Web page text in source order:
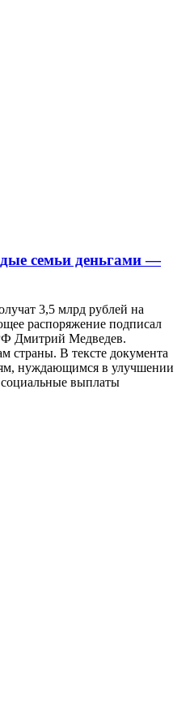
семьи деньгами —
3,5 млрд рублей на
распоряжение подписал
Дмитрий Медведев.
страны. В тексте документа
нуждающимся в улучшении
выплаты